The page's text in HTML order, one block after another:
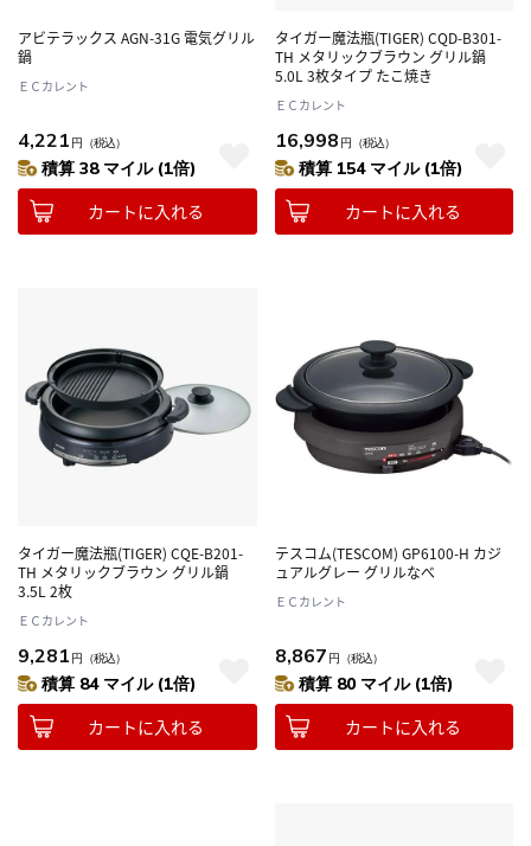
アビテラックス AGN-31G 電気グリル
鍋
ＥＣカレント
4,221 円 （税込）
積算 38 マイル (1倍)
カートに入れる
タイガー魔法瓶(TIGER) CQD-B301-
TH メタリックブラウン グリル鍋
5.0L 3枚タイプ たこ焼き
ＥＣカレント
16,998 円 （税込）
積算 154 マイル (1倍)
カートに入れる
タイガー魔法瓶(TIGER) CQE-B201-
TH メタリックブラウン グリル鍋
3.5L 2枚
ＥＣカレント
9,281 円 （税込）
積算 84 マイル (1倍)
カートに入れる
テスコム(TESCOM) GP6100-H カジ
ュアルグレー グリルなべ
ＥＣカレント
8,867 円 （税込）
積算 80 マイル (1倍)
カートに入れる